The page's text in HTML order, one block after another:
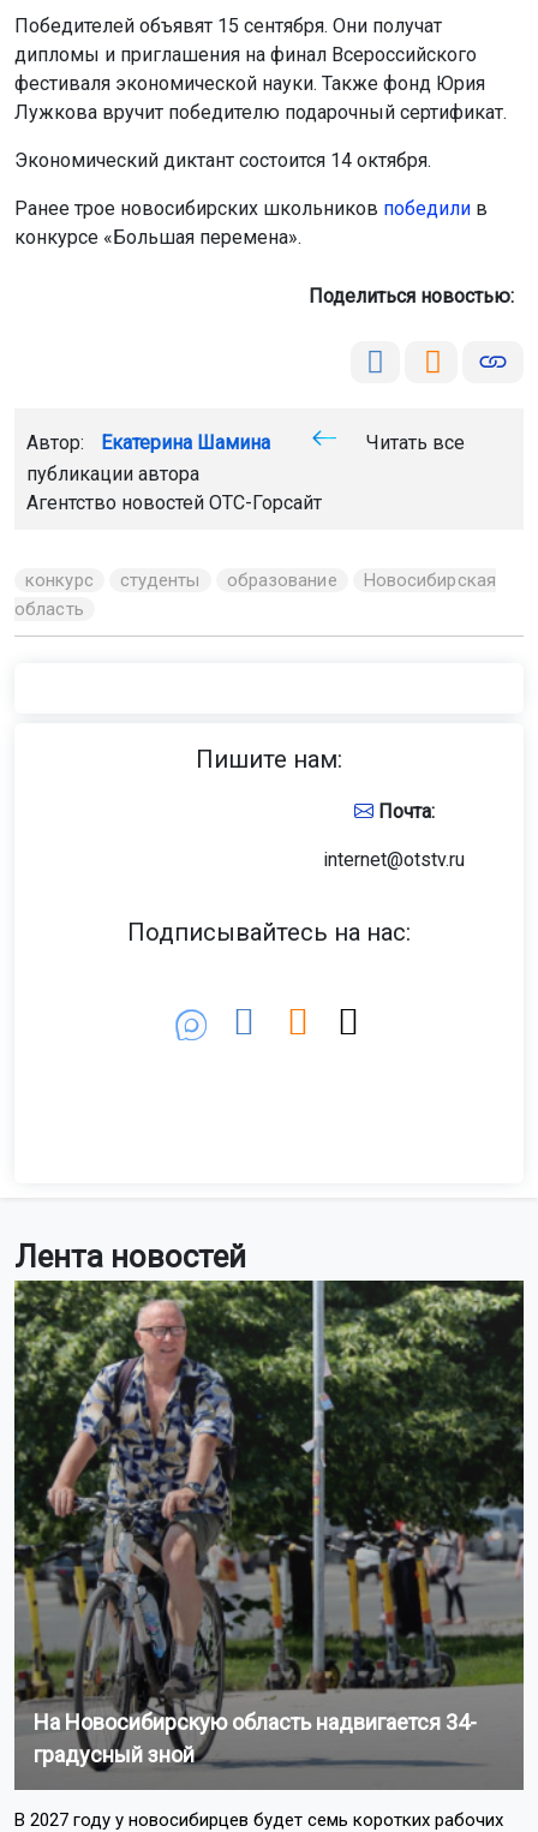
Лента новостей
На Новосибирскую область надвигается 34-
градусный зной
В 2027 году у новосибирцев будет семь коротких рабочих
Победителей объявят 15 сентября. Они получат
дипломы и приглашения на финал Всероссийского
фестиваля экономической науки. Также фонд Юрия
Лужкова вручит победителю подарочный сертификат.
Экономический диктант состоится 14 октября.
Ранее трое новосибирских школьников победили в
конкурсе «Большая перемена».
Поделиться новостью:
Автор: Екатерина Шамина
Читать все
публикации автора
Агентство новостей ОТС-Горсайт
конкурс студенты образование
Новосибирская
область
Пишите нам:
Почта:
internet@otstv.ru
Подписывайтесь на нас: